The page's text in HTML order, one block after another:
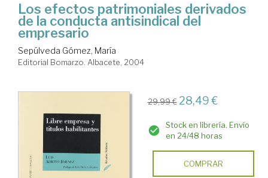
Los efectos patrimoniales derivados
de la conducta antisindical del
empresario
Sepúlveda Gómez, María
Editorial Bomarzo. Albacete, 2004
29,99 € 28,49 €
Stock en librería. Envío
en 24/48 horas
COMPRAR